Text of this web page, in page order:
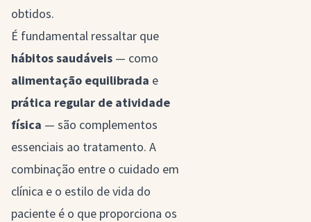
obtidos.
É fundamental ressaltar que
hábitos saudáveis — como
alimentação equilibrada e
prática regular de atividade
física — são complementos
essenciais ao tratamento. A
combinação entre o cuidado em
clínica e o estilo de vida do
paciente é o que proporciona os